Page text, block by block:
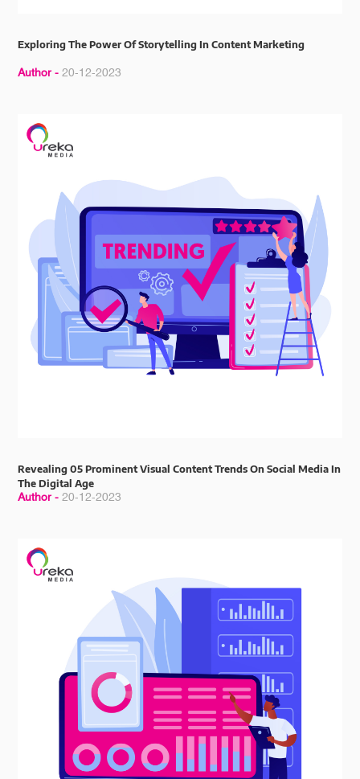
Exploring The Power Of Storytelling In Content Marketing
Author -20-12-2023
Revealing 05 Prominent Visual Content Trends On Social Media In
The Digital Age
Author -20-12-2023